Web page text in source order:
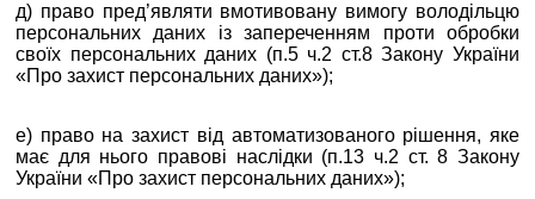
д) право пред’являти вмотивовану вимогу володільцю
персональних даних із запереченням проти обробки
своїх персональних даних (п.5 ч.2 ст.8 Закону України
«Про захист персональних даних»);
е) право на захист від автоматизованого рішення, яке
має для нього правові наслідки (п.13 ч.2 ст. 8 Закону
України «Про захист персональних даних»);